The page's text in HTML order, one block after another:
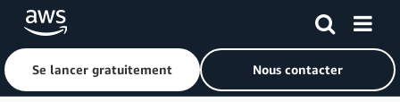
Se lancer gratuitement Nous contacter